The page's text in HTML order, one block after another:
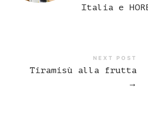
Italia e
NEXT POST
Tiramisù alla frutta
→